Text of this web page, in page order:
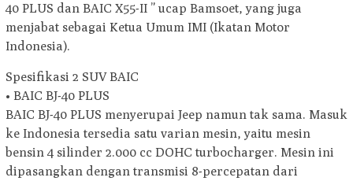
40 PLUS dan BAIC X55-II ” ucap Bamsoet, yang juga
menjabat sebagai Ketua Umum IMI (Ikatan Motor
Indonesia).
Spesifikasi 2 SUV BAIC
• BAIC BJ-40 PLUS
BAIC BJ-40 PLUS menyerupai Jeep namun tak sama. Masuk
ke Indonesia tersedia satu varian mesin, yaitu mesin
bensin 4 silinder 2.000 cc DOHC turbocharger. Mesin ini
dipasangkan dengan transmisi 8-percepatan dari